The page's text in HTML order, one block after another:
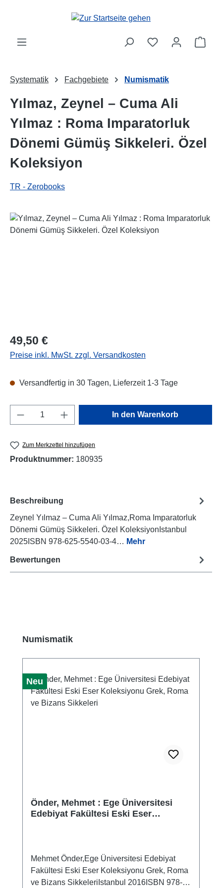
Zum Hauptinhalt springen
Systematik Fachgebiete Numismatik
Yılmaz, Zeynel – Cuma Ali
Yılmaz : Roma Imparatorluk
Dönemi Gümüş Sikkeleri. Özel
Koleksiyon
TR - Zerobooks
Bildergalerie überspringen
Regulärer Preis:
49,50 €
Preise inkl. MwSt. zzgl. Versandkosten
Versandfertig in 30 Tagen, Lieferzeit 1-3 Tage
Produkt Anzahl: Gib den gewünschten
In den Warenkorb
Zum Merkzettel hinzufügen
Produktnummer: 180935
Beschreibung
Zeynel Yılmaz – Cuma Ali Yılmaz,Roma Imparatorluk
Dönemi Gümüş Sikkeleri. Özel KoleksiyonIstanbul
2025ISBN 978-625-5540-03-4… Mehr
Bewertungen
Produktgalerie überspringen
Numismatik
Neu
Önder, Mehmet : Ege Üniversitesi
Edebiyat Fakültesi Eski Eser
Mehmet Önder,Ege Üniversitesi Edebiyat
Fakültesi Eski Eser Koleksiyonu Grek, Roma
ve Bizans SikkeleriIstanbul 2016ISBN 978-